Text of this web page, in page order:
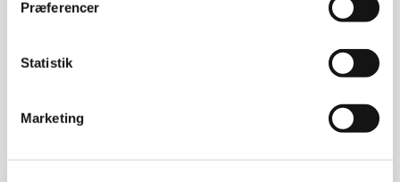
Præferencer
Statistik
Marketing
Læs mere om foredragsholderen og foredraget